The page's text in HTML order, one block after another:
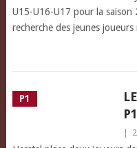
U15-U16-U17 pour la saison
recherche des jeunes
P1
P1